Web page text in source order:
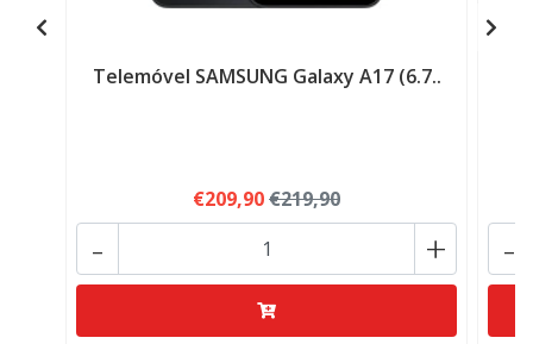
Telemóvel SAMSUNG Galaxy A17 (6.7..
€209,90€219,90
+
- -